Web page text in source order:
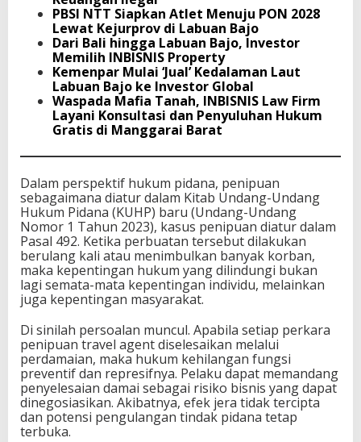
PBSI NTT Siapkan Atlet Menuju PON 2028
Lewat Kejurprov di Labuan Bajo
Dari Bali hingga Labuan Bajo, Investor
Memilih INBISNIS Property
Kemenpar Mulai ‘Jual’ Kedalaman Laut
Labuan Bajo ke Investor Global
Waspada Mafia Tanah, INBISNIS Law Firm
Layani Konsultasi dan Penyuluhan Hukum
Gratis di Manggarai Barat
Dalam perspektif hukum pidana, penipuan
sebagaimana diatur dalam Kitab Undang-Undang
Hukum Pidana (KUHP) baru (Undang-Undang
Nomor 1 Tahun 2023), kasus penipuan diatur dalam
Pasal 492. Ketika perbuatan tersebut dilakukan
berulang kali atau menimbulkan banyak korban,
maka kepentingan hukum yang dilindungi bukan
lagi semata-mata kepentingan individu, melainkan
juga kepentingan masyarakat.
Di sinilah persoalan muncul. Apabila setiap perkara
penipuan travel agent diselesaikan melalui
perdamaian, maka hukum kehilangan fungsi
preventif dan represifnya. Pelaku dapat memandang
penyelesaian damai sebagai risiko bisnis yang dapat
dinegosiasikan. Akibatnya, efek jera tidak tercipta
dan potensi pengulangan tindak pidana tetap
terbuka.